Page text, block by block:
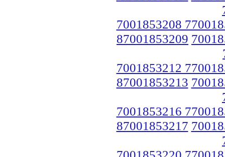
7001853208
87001853209
7001853212
87001853213
7001853216
87001853217